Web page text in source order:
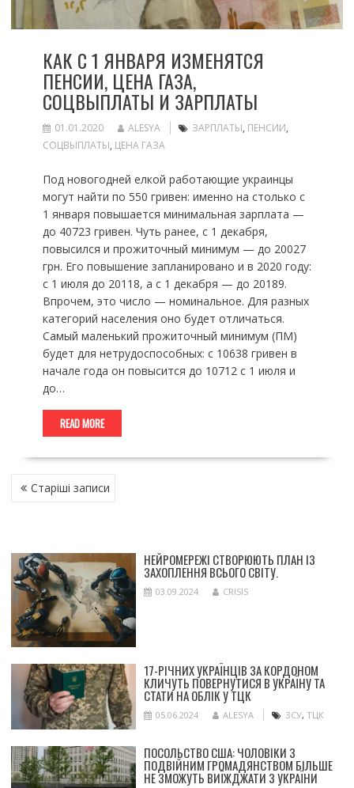
КАК С 1 ЯНВАРЯ ИЗМЕНЯТСЯ
ПЕНСИИ, ЦЕНА ГАЗА,
СОЦВЫПЛАТЫ И ЗАРПЛАТЫ
01.01.2020 ALESYA ЗАРПЛАТЫ, ПЕНСИИ,
СОЦВЫПЛАТЫ, ЦЕНА ГАЗА
Под новогодней елкой работающие украинцы
могут найти по 550 гривен: именно на столько с
1 января повышается минимальная зарплата —
до 40723 гривен. Чуть ранее, с 1 декабря,
повысился и прожиточный минимум — до 20027
грн. Его повышение запланировано и в 2020 году:
с 1 июля до 20118, а с 1 декабря — до 20189.
Впрочем, это число — номинальное. Для разных
категорий населения оно будет отличаться.
Самый маленький прожиточный минимум (ПМ)
будет для нетрудоспособных: с 10638 гривен в
начале года он повысится до 10712 с 1 июля и
до…
READ MORE
НАВІГАЦІЯ
ЗА Старіші записи
НЕЙРОМЕРЕЖІ СТВОРЮЮТЬ ПЛАН ІЗ
ЗАХОПЛЕННЯ ВСЬОГО СВІТУ.
03.09.2024 CRISIS
17-РІЧНИХ УКРАЇНЦІВ ЗА КОРДОНОМ
КЛИЧУТЬ ПОВЕРНУТИСЯ В УКРАЇНУ ТА
СТАТИ НА ОБЛІК У ТЦК
05.06.2024 ALESYA ЗСУ, ТЦК
ПОСОЛЬСТВО США: ЧОЛОВІКИ З
ПОДВІЙНИМ ГРОМАДЯНСТВОМ БІЛЬШЕ
НЕ ЗМОЖУТЬ ВИЇЖДЖАТИ З УКРАЇНИ